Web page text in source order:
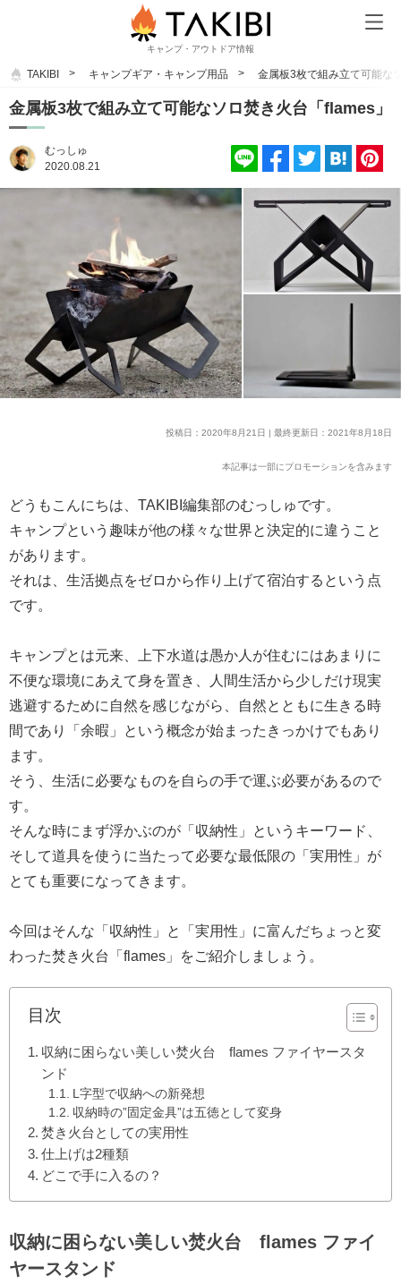
キャンプ・アウトドア情報
TAKIBI キャンプギア・キャンプ用品 金属板3枚で組み立て可能な
金属板3枚で組み立て可能なソロ焚き火台「flames」
むっしゅ
2020.08.21
投稿日：2020年8月21日 | 最終更新日：2021年8月18日
本記事は一部にプロモーションを含みます
どうもこんにちは、TAKIBI編集部のむっしゅです。
キャンプという趣味が他の様々な世界と決定的に違うこと
があります。
それは、生活拠点をゼロから作り上げて宿泊するという点
です。
キャンプとは元来、上下水道は愚か人が住むにはあまりに
不便な環境にあえて身を置き、人間生活から少しだけ現実
逃避するために自然を感じながら、自然とともに生きる時
間であり「余暇」という概念が始まったきっかけでもあり
ます。
そう、生活に必要なものを自らの手で運ぶ必要があるので
す。
そんな時にまず浮かぶのが「収納性」というキーワード、
そして道具を使うに当たって必要な最低限の「実用性」が
とても重要になってきます。
今回はそんな「収納性」と「実用性」に富んだちょっと変
わった焚き火台「flames」をご紹介しましょう。
目次
収納に困らない美しい焚火台 flames ファイヤースタ
ンド
L字型で収納への新発想
収納時の”固定金具”は五徳として変身
焚き火台としての実用性
仕上げは2種類
どこで手に入るの？
収納に困らない美しい焚火台 flames ファイ
ヤースタンド